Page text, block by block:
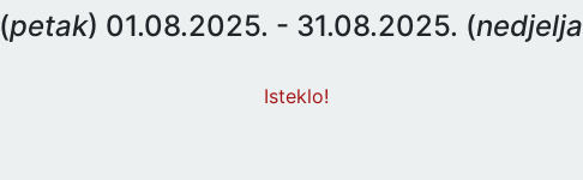
(petak) 01.08.2025. - 31.08.2025. (nedjelja
Isteklo!